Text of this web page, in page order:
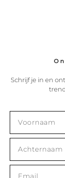
Schrijf je in en